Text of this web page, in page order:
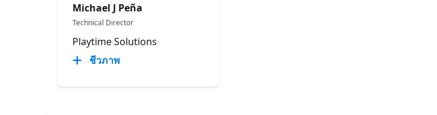
Michael J Peña
Technical Director
Playtime Solutions
ชีวภาพ